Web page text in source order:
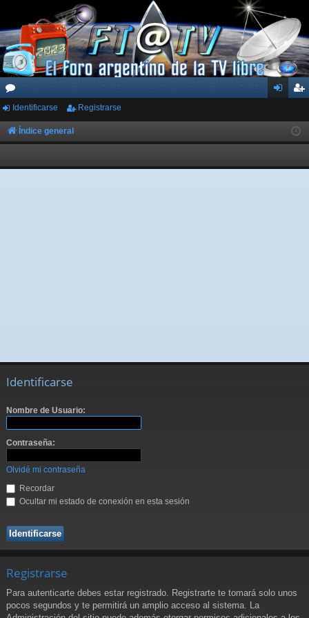
or
os
ar
ist
rs
Identificarse Registrarse
Índice general
Identificarse
Nombre de Usuario:
Contraseña:
Olvidé mi contraseña
Recordar
Ocultar mi estado de conexión en esta sesión
Registrarse
Para autenticarte debes estar registrado. Registrarte te tomará solo unos
pocos segundos y te permitirá un amplio acceso al sistema. La